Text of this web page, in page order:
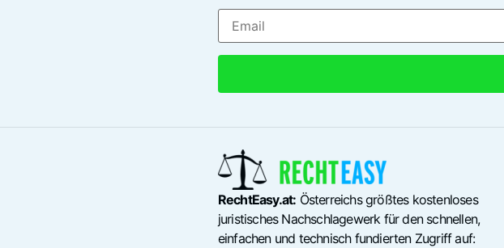
RechtEasy.at: Österreichs größtes kostenloses
juristisches Nachschlagewerk für den schnellen,
einfachen und technisch fundierten Zugriff auf: